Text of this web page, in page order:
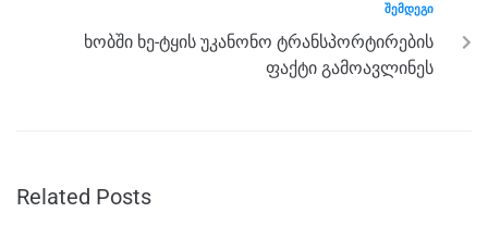
ᲨᲔᲛᲓᲔᲒᲘ
ხობში ხე-ტყის უკანონო ტრანსპორტირების
ფაქტი გამოავლინეს
Related Posts